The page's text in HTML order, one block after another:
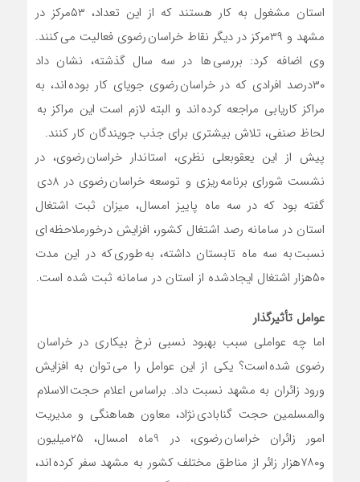
استان مشغول به کار هستند که از این تعداد، ۵۳مرکز در
مشهد و ۳۹مرکز در دیگر نقاط خراسان رضوی فعالیت می کنند.
وی اضافه کرد: بررسی ها در سه سال گذشته، نشان داد
۳۰درصد افرادی که در خراسان رضوی جویای کار بوده اند، به
مراکز کاریابی مراجعه کرده اند و البته لازم است این مراکز به
لحاظ صنفی، تلاش بیشتری برای جذب جویندگان کار کنند.
پیش از این یعقوبعلی نظری، استاندار خراسان رضوی، در
نشست شورای برنامه ریزی و توسعه خراسان رضوی در 8دی
گفته بود که در سه ماه پاییز امسال، میزان ثبت اشتغال
استان در سامانه رصد اشتغال کشور، افزایش درخورملاحظه ای
نسبت به سه ماه تابستان داشته، به طوری که در این مدت
۵۰هزار اشتغال ایجادشده از استان در سامانه ثبت شده است.
عوامل تأثیرگذار
اما چه عواملی سبب بهبود نسبی نرخ بیکاری در خراسان
رضوی شده است؟ یکی از این عوامل را می توان به افزایش
ورود زائران به مشهد نسبت داد. براساس اعلام حجت الاسلام
والمسلمین حجت گنابادی نژاد، معاون هماهنگی و مدیریت
امور زائران خراسان رضوی، در 9ماه امسال، ۲۵میلیون
و۷۸۰هزار زائر از مناطق مختلف کشور به مشهد سفر کرده اند،